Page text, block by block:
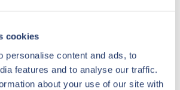
cookies
personalise content and ads, to
features and to analyse our traffic.
about your use of our site with